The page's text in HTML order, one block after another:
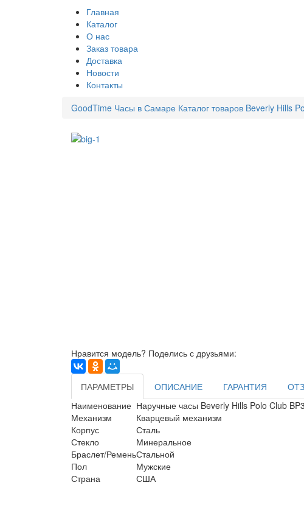
Главная
Каталог
О нас
Заказ товара
Доставка
Новости
Контакты
GoodTime Часы в Самаре Каталог товаров Beverly Hills
Нравится модель? Поделись с друзьями:
ПАРАМЕТРЫ ОПИСАНИЕ ГАРАНТИЯ
Наименование Наручные часы Beverly Hills Polo Club
Механизм
Кварцевый механизм
Корпус
Сталь
Стекло
Минеральное
Браслет/РеменьСтальной
Пол
Мужские
Страна
США